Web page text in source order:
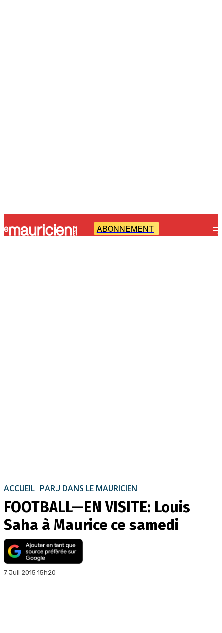
- ABONNEMENT
ACCUEIL PARU DANS LE MAURICIEN
FOOTBALL—EN VISITE: Louis
Saha à Maurice ce samedi
7 Juil 2015 15h20